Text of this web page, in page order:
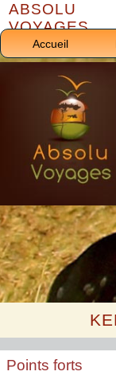
ABSOLU
VOYAGES
Accueil
Points forts
Google